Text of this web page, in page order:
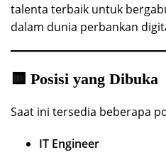
talenta terbaik untuk
dalam dunia perbankan
🟨 Posisi yang Dibuka
Saat ini tersedia beberapa
IT Engineer